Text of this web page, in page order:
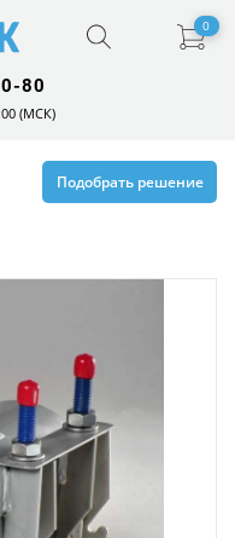
0
80
(МСК)
Подобрать решение